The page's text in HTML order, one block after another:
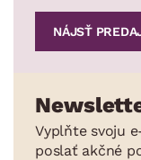
NÁJSŤ
Vyplňte svoju
poslať akčné